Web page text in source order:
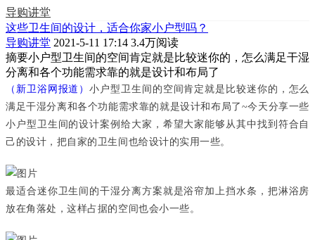
导购讲堂
这些卫生间的设计，适合你家小户型吗？
导购讲堂 2021-5-11 17:14 3.4万阅读
摘要小户型卫生间的空间肯定就是比较迷你的，怎么满足干湿
分离和各个功能需求靠的就是设计和布局了
（新卫浴网报道）小户型卫生间的空间肯定就是比较迷你的，怎么
满足干湿分离和各个功能需求靠的就是设计和布局了~今天分享一些
小户型卫生间的设计案例给大家，希望大家能够从其中找到符合自
己的设计，把自家的卫生间也给设计的实用一些。
最适合迷你卫生间的干湿分离方案就是浴帘加上挡水条，把淋浴房
放在角落处，这样占据的空间也会小一些。